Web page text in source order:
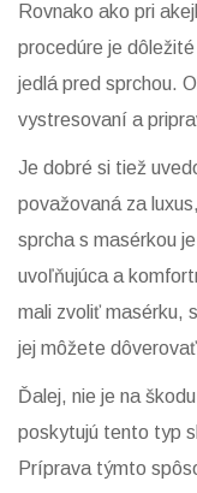
Rovnako ako pri
procedúre je
jedlá pred sprchou.
vystresovaní a
Je dobré si tiež
považovaná za
sprcha s masérkou
uvoľňujúca a
mali zvoliť masérku,
jej môžete
Ďalej, nie je na
poskytujú tento typ
Príprava týmto